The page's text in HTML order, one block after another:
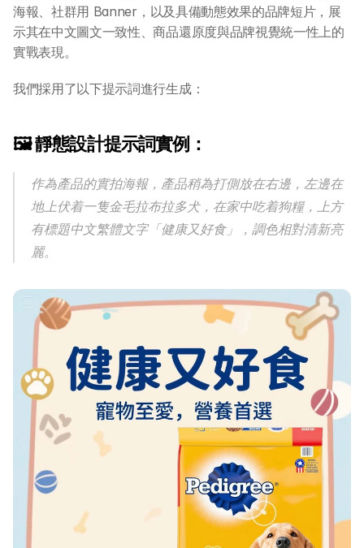
海報、社群用 Banner，以及具備動態效果的品牌短片，展
示其在中文圖文一致性、商品還原度與品牌視覺統一性上的
實戰表現。
我們採用了以下提示詞進行生成：
🖼️ 靜態設計提示詞實例：
作為產品的實拍海報，產品稍為打側放在右邊，左邊在
地上伏着一隻金毛拉布拉多犬，在家中吃着狗糧，上方
有標題中文繁體文字「健康又好食」，調色相對清新亮
麗。